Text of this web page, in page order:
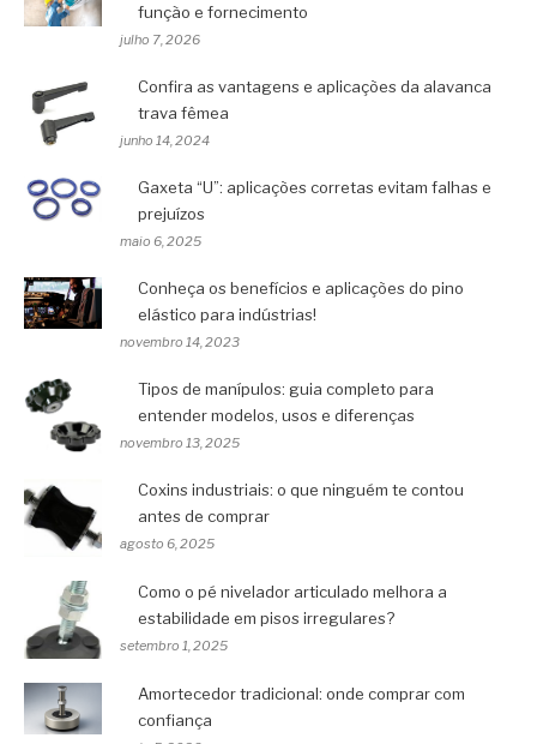
função e fornecimento
julho 7, 2026
Confira as vantagens e aplicações da alavanca
trava fêmea
junho 14, 2024
Gaxeta “U”: aplicações corretas evitam falhas e
prejuízos
maio 6, 2025
Conheça os benefícios e aplicações do pino
elástico para indústrias!
novembro 14, 2023
Tipos de manípulos: guia completo para
entender modelos, usos e diferenças
novembro 13, 2025
Coxins industriais: o que ninguém te contou
antes de comprar
agosto 6, 2025
Como o pé nivelador articulado melhora a
estabilidade em pisos irregulares?
setembro 1, 2025
Amortecedor tradicional: onde comprar com
confiança